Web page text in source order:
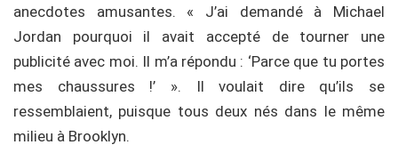
anecdotes amusantes. « J’ai demandé à Michael
Jordan pourquoi il avait accepté de tourner une
publicité avec moi. Il m’a répondu : ‘Parce que tu portes
mes chaussures !’ ». Il voulait dire qu’ils se
ressemblaient, puisque tous deux nés dans le même
milieu à Brooklyn.